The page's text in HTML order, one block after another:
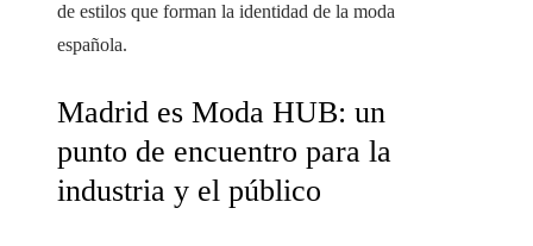
de estilos que forman la identidad de la moda
española.
Madrid es Moda HUB: un
punto de encuentro para la
industria y el público